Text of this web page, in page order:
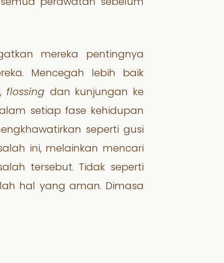
perawatan sebelum
mereka pentingnya
Mencegah lebih baik
flossing dan kunjungan ke
setiap fase kehidupan
seperti gusi
ini, melainkan mencari
tersebut. Tidak seperti
hal yang aman. Dimasa